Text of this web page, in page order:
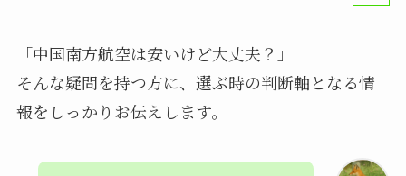
「中国南方航空は安いけど大丈夫？」
そんな疑問を持つ方に、選ぶ時の判断軸となる情
報をしっかりお伝えします。